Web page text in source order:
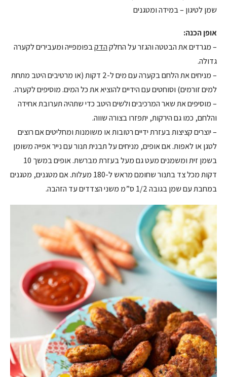
שמן לטיגון – במידה ומטגנים
אופן הכנה:
– מגרדים את הבטטה והגזר על החלקהדקבפומפייה ומעבירים לקערה
גדולה.
– מניחים את הלחם בקערה עם מים ל-2 דקות (או מרטיבים היטב מתחת
למים זורמים) וסוחטים עם הידיים להוציא את כל המים. מוסיפים לקערה.
– מוסיפים את שאר המרכיבים ולשים היטב כדי שתהיה תערובת אחידה
והלחם, כמו גם הירקות, יתפזרו בצורה שווה.
– יוצרים קציצות בעזרת ידיים רטובות או משומנות ומחליטים אם רוצים
לטגן או לאפות. אם אופים, מניחים על תבנית תנור עם נייר אפייה משומן
בשמן זית ומשמנים מעט גם מעל בעזרת מברשת. אופים במשך 10
דקות מכל צד בתנור שחומם מראש ל-180 מעלות. אם מטגנים, מטגנים
במחבת עם שמן בגובה 1/2 ס”מ משני הצדדים עד הזהבה.